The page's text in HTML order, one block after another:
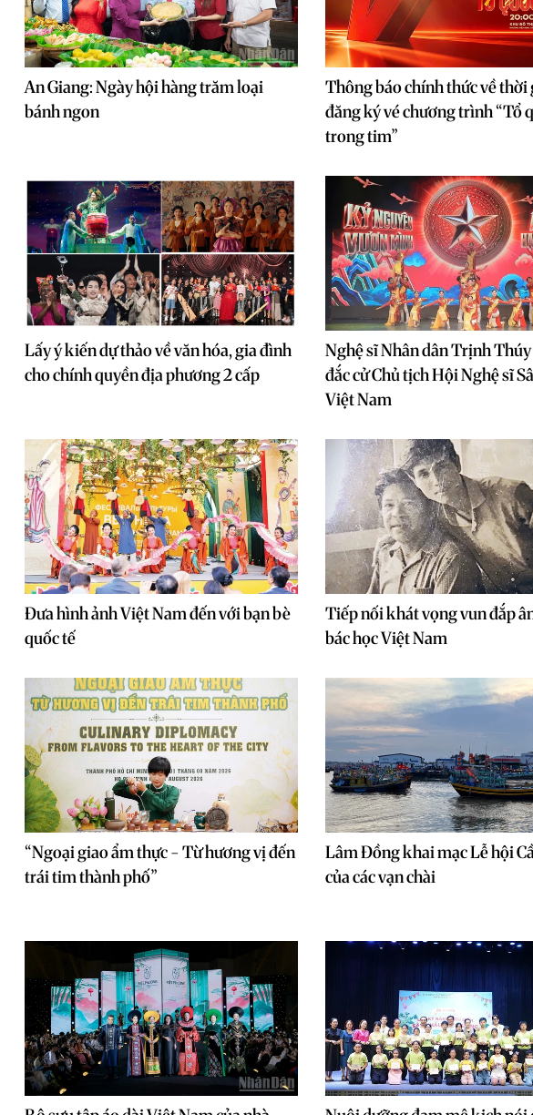
An Giang: Ngày hội hàng trăm loại
bánh ngon
Thông báo chính thức về thời
đăng ký vé chương trình “Tổ
trong tim”
Lấy ý kiến dự thảo về văn hóa, gia đình
cho chính quyền địa phương 2 cấp
Nghệ sĩ Nhân dân Trịnh
đắc cử Chủ tịch Hội Nghệ sĩ
Việt Nam
Đưa hình ảnh Việt Nam đến với bạn bè
quốc tế
Tiếp nối khát vọng vun đắp
bác học Việt Nam
“Ngoại giao ẩm thực - Từ hương vị đến
trái tim thành phố”
Lâm Đồng khai mạc Lễ hội
của các vạn chài